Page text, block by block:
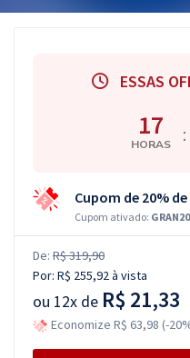
ESSAS
17
HORAS :
Cupom de 20%
Cupom ativado:
De: R$ 319,90
Por: R$ 255,92à vista
ou 12x de R$ 21,33
Economize R$ 63,98 (-